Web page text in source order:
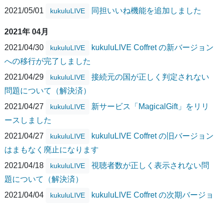
2021/05/01
kukuluLIVE 同担いいね機能を追加しました
2021年 04月
2021/04/30
kukuluLIVE
kukuluLIVE Coffret の新バージョン
への移行が完了しました
2021/04/29
kukuluLIVE
接続元の国が正しく判定されない
問題について（解決済）
2021/04/27
kukuluLIVE
新サービス「MagicalGift」をリリ
ースしました
2021/04/27
kukuluLIVE
kukuluLIVE Coffret の旧バージョン
はまもなく廃止になります
2021/04/18
kukuluLIVE
視聴者数が正しく表示されない問
題について（解決済）
2021/04/04
kukuluLIVE
kukuluLIVE Coffret の次期バージョ